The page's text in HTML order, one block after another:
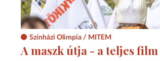
Színházi Olimpia / MITEM
A maszk útja - a teljes film